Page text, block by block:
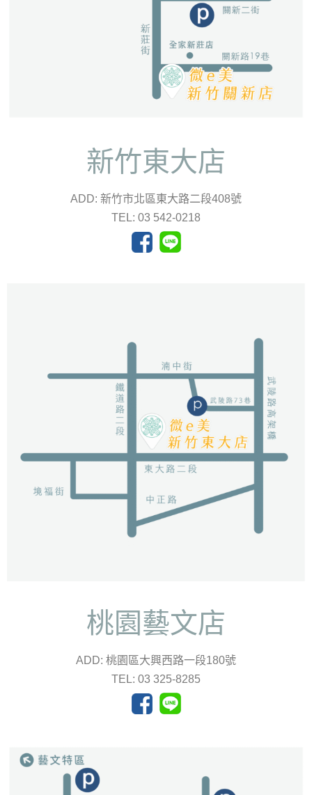
新竹東大店
ADD: 新竹市北區東大路二段408號
TEL: 03 542-0218
桃園藝文店
ADD: 桃園區大興西路一段180號
TEL: 03 325-8285